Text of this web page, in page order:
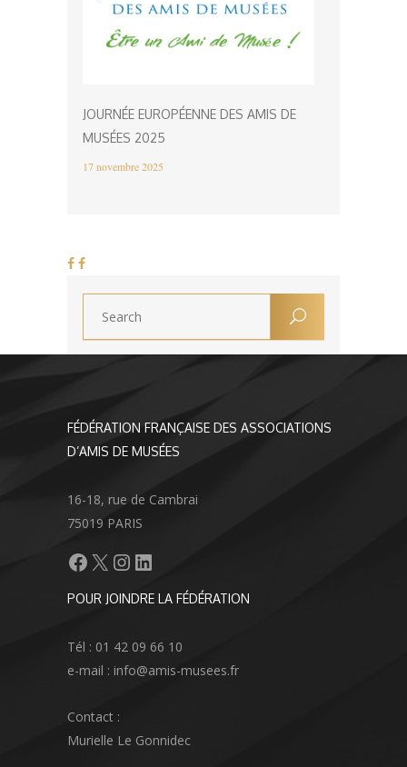
JOURNÉE EUROPÉENNE DES AMIS DE
MUSÉES 2025
17 novembre 2025
FÉDÉRATION FRANÇAISE DES ASSOCIATIONS
D’AMIS DE MUSÉES
16-18, rue de Cambrai
75019 PARIS
Facebook
X Instagram
LinkedIn
POUR JOINDRE LA FÉDÉRATION
Tél : 01 42 09 66 10
e-mail : info@amis-musees.fr
Contact :
Murielle Le Gonnidec